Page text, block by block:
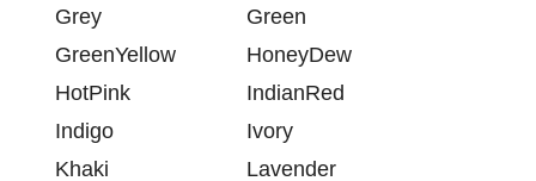
Grey
Green
GreenYellow
HoneyDew
HotPink
IndianRed
Indigo
Ivory
Khaki
Lavender